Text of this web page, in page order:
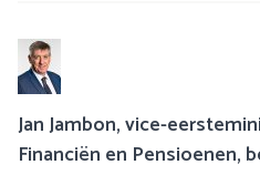
Jan Jambon, vice-
Financiën en Pensioenen,